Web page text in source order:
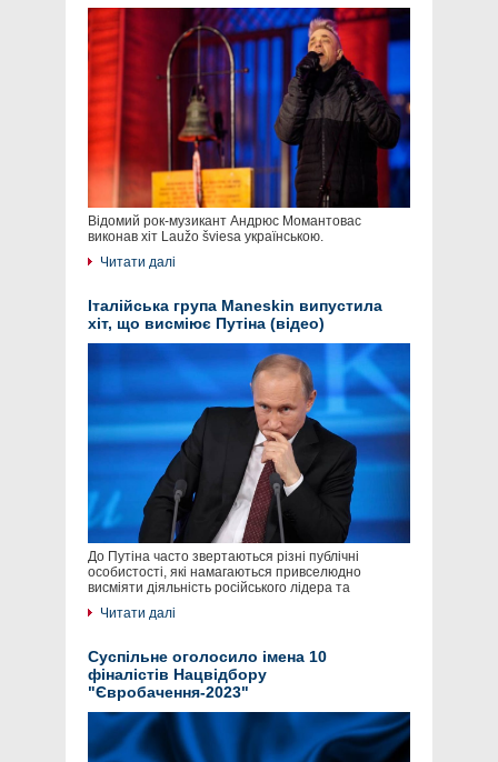
Відомий рок-музикант Андрюс Момантовас
виконав хіт Laužo šviesa українською.
Читати далі
Італійська група Maneskin випустила
хіт, що висміює Путіна (відео)
До Путіна часто звертаються різні публічні
особистості, які намагаються привселюдно
висміяти діяльність російського лідера та
Читати далі
Суспільне оголосило імена 10
фіналістів Нацвідбору
"Євробачення-2023"